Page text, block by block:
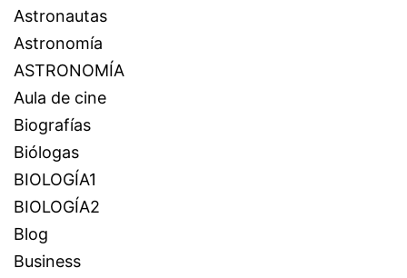
Astronautas
Astronomía
ASTRONOMÍA
Aula de cine
Biografías
Biólogas
BIOLOGÍA1
BIOLOGÍA2
Blog
Business